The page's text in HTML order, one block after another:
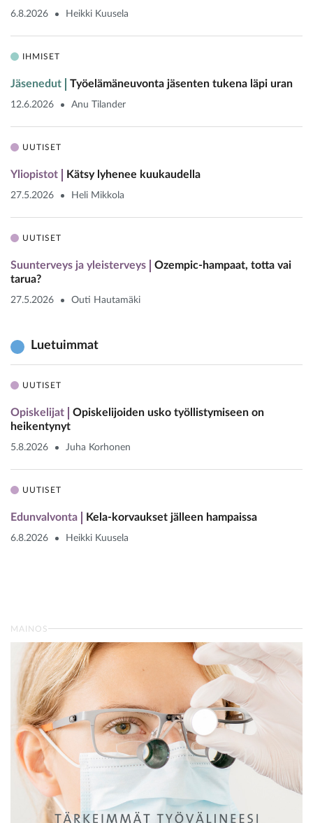
6.8.2026 Heikki Kuusela
IHMISET
Jäsenedut Työelämäneuvonta jäsenten tukena läpi uran
12.6.2026 Anu Tilander
UUTISET
Yliopistot Kätsy lyhenee kuukaudella
27.5.2026 Heli Mikkola
UUTISET
Suunterveys ja yleisterveys
Ozempic-hampaat, totta vai
tarua?
27.5.2026 Outi Hautamäki
Luetuimmat
UUTISET
Opiskelijat
Opiskelijoiden usko työllistymiseen on
heikentynyt
5.8.2026 Juha Korhonen
UUTISET
Edunvalvonta Kela-korvaukset jälleen hampaissa
6.8.2026 Heikki Kuusela
MAINOS